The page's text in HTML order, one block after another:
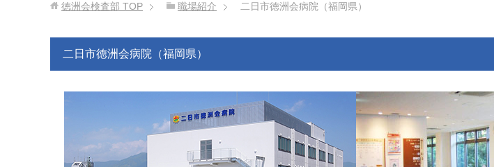
徳洲会検査部 TOP 職場紹介 二日市徳洲会病院（福岡県）
二日市徳洲会病院（福岡県）